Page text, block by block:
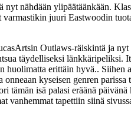
nähdään ylipäätäänkään.
juuri Eastwoodin
Outlaws-räiskintä ja
täydelliseksi länkkäripeliksi.
huolimatta erittäin hyvä.. Siihen
kyseisen genren
isä palasi eräänä
tapettiin siinä